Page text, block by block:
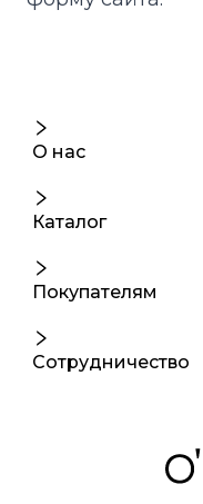
О нас
Каталог
Покупателям
Сотрудничество